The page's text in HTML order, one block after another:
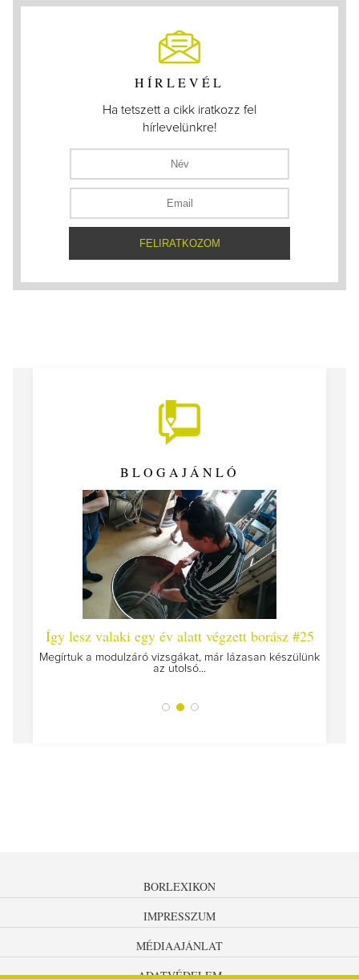
HÍRLEVÉL
Ha tetszett a cikk iratkozz fel
hírlevelünkre!
BLOGAJÁNLÓ
Így lesz valaki egy év alatt végzett borász #25
Megírtuk a modulzáró vizsgákat, már lázasan készülünk
az utolsó...
BORLEXIKON
IMPRESSZUM
MÉDIAAJÁNLAT
ADATVÉDELEM